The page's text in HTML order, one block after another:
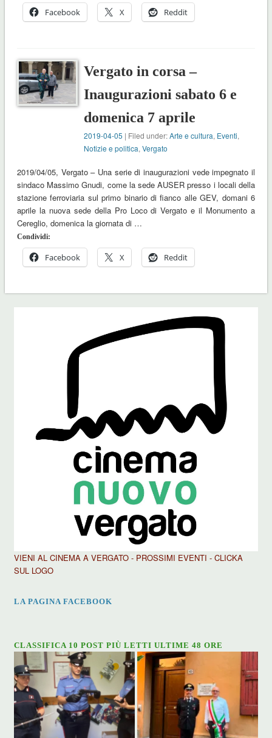
Facebook X Reddit
Vergato in corsa –
Inaugurazioni sabato 6 e
domenica 7 aprile
2019-04-05 | Filed under:Arte e cultura, Eventi,
Notizie e politica,Vergato
2019/04/05, Vergato – Una serie di inaugurazioni vede impegnato il
sindaco Massimo Gnudi, come la sede AUSER presso i locali della
stazione ferroviaria sul primo binario di fianco alle GEV, domani 6
aprile la nuova sede della Pro Loco di Vergato e il Monumento a
Cereglio, domenica la giornata di …
Condividi:
Facebook X Reddit
VIENI AL CINEMA A VERGATO - PROSSIMI EVENTI - CLICKA
SUL LOGO
LA PAGINA FACEBOOK
CLASSIFICA 10 POST PIÙ LETTI ULTIME 48 ORE